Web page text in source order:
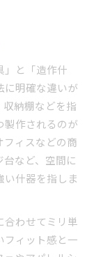
」と「造作什
に明確な違いが
納棚などを指
製作されるのが
ィスなどの商
など、空間に
什器を指しま
合わせてミリ単
フィット感と一